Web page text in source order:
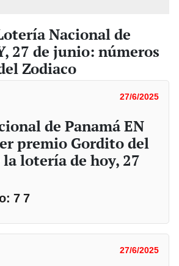
Nacional de
27 de junio: números
Zodiaco
27/6/2025
de Panamá EN
premio Gordito del
la lotería de hoy, 27
7 7
27/6/2025